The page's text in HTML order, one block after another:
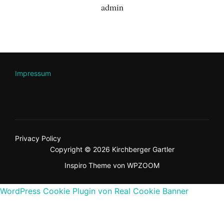
admin
Impressum
Privacy Policy
Copyright © 2026 Kirchberger Gartler
Inspiro Theme von WPZOOM
WordPress Cookie Plugin von Real Cookie Banner